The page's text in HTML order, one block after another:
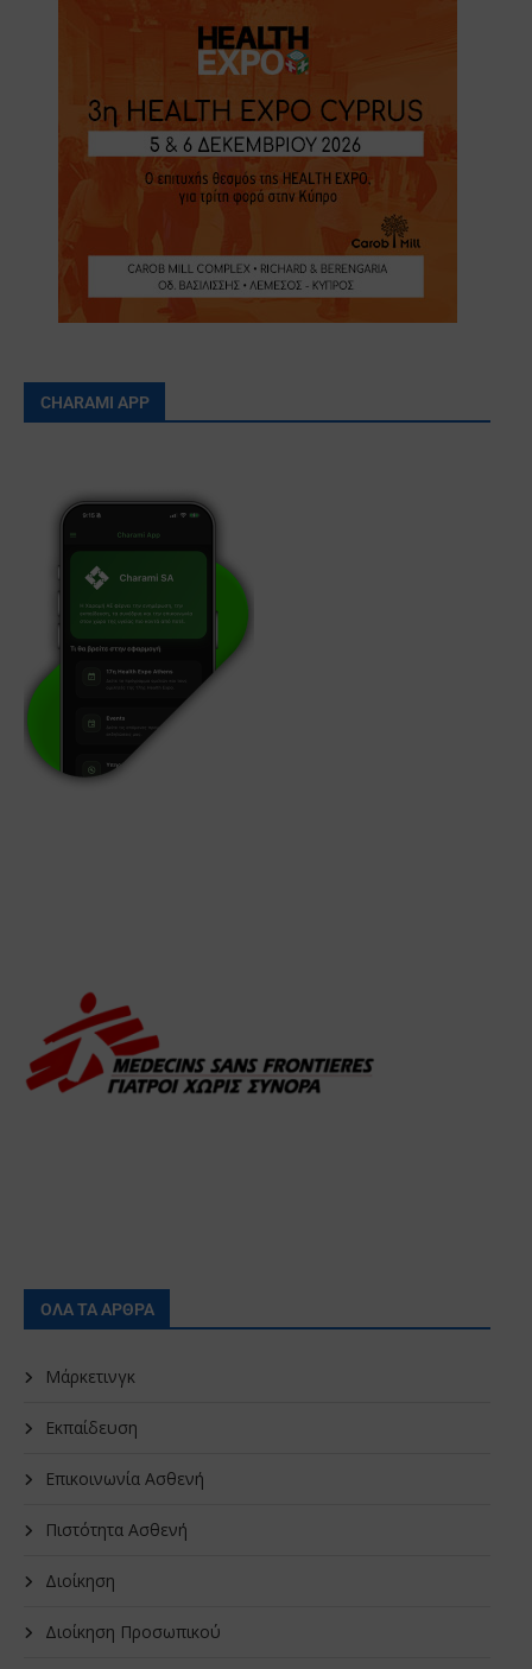
CHARAMI APP
ΟΛΑ ΤΑ ΑΡΘΡΑ
Μάρκετινγκ
Εκπαίδευση
Επικοινωνία Ασθενή
Πιστότητα Ασθενή
Διοίκηση
Διοίκηση Προσωπικού